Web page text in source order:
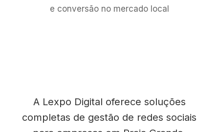
e conversão no mercado local
A Lexpo Digital oferece soluções
completas de gestão de redes sociais